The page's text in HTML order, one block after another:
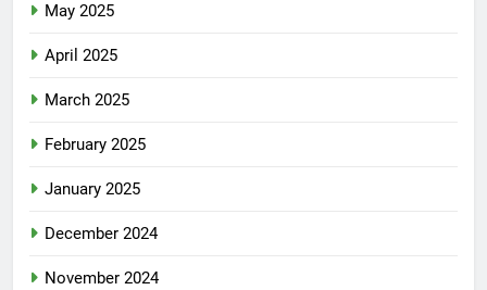
May 2025
April 2025
March 2025
February 2025
January 2025
December 2024
November 2024